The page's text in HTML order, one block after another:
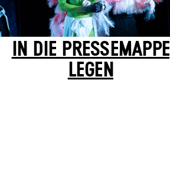
IN DIE PRESSEMAPPE
LEGEN